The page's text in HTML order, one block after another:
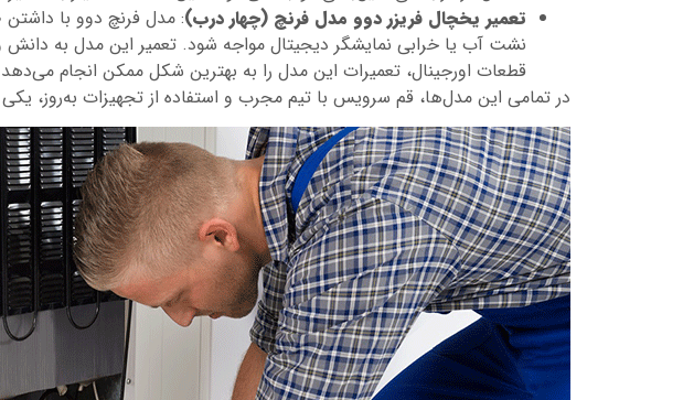
تعمیر یخچال فریزر دوو مدل فرنچ (چهار درب): مدل فرنچ دوو با
نشت آب یا خرابی نمایشگر دیجیتال مواجه شود. تعمیر این مدل به
قطعات اورجینال، تعمیرات این مدل را به بهترین شکل ممکن انجام
در تمامی این مدل‌ها، قم سرویس با تیم مجرب و استفاده از تجهیزات به‌روز،